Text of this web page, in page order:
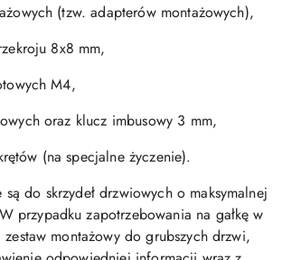
(tzw. adapterów montażowych),
8x8 mm,
M4,
oraz klucz imbusowy 3 mm,
(na specjalne życzenie).
są do skrzydeł drzwiowych o maksymalnej
przypadku zapotrzebowania na gałkę w
montażowy do grubszych drzwi,